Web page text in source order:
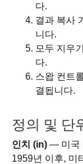
다.
결과 복사
니다.
모두 지우
다.
스왑 컨트
결됩니다.
정의 및 단
인치 (in) — 미국
1959년 이후, 미